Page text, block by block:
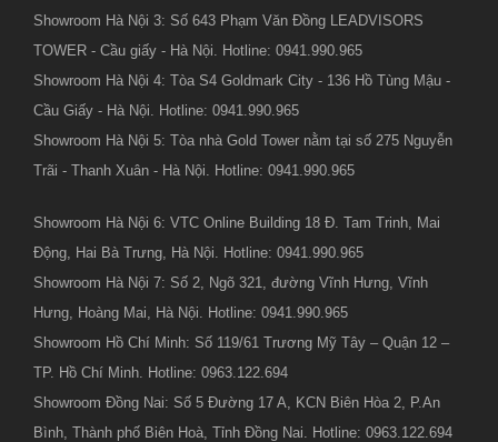
Showroom Hà Nội 3: Số 643 Phạm Văn Đồng LEADVISORS
TOWER - Cầu giấy - Hà Nội. Hotline: 0941.990.965
Showroom Hà Nội 4: Tòa S4 Goldmark City - 136 Hồ Tùng Mậu -
Cầu Giấy - Hà Nội. Hotline: 0941.990.965
Showroom Hà Nội 5: Tòa nhà Gold Tower nằm tại số 275 Nguyễn
Trãi - Thanh Xuân - Hà Nội. Hotline: 0941.990.965
Showroom Hà Nội 6: VTC Online Building 18 Đ. Tam Trinh, Mai
Động, Hai Bà Trưng, Hà Nội. Hotline: 0941.990.965
Showroom Hà Nội 7: Số 2, Ngõ 321, đường Vĩnh Hưng, Vĩnh
Hưng, Hoàng Mai, Hà Nội. Hotline: 0941.990.965
Showroom Hồ Chí Minh: Số 119/61 Trương Mỹ Tây – Quận 12 –
TP. Hồ Chí Minh. Hotline: 0963.122.694
Showroom Đồng Nai: Số 5 Đường 17 A, KCN Biên Hòa 2, P.An
Bình, Thành phố Biên Hoà, Tỉnh Đồng Nai. Hotline: 0963.122.694